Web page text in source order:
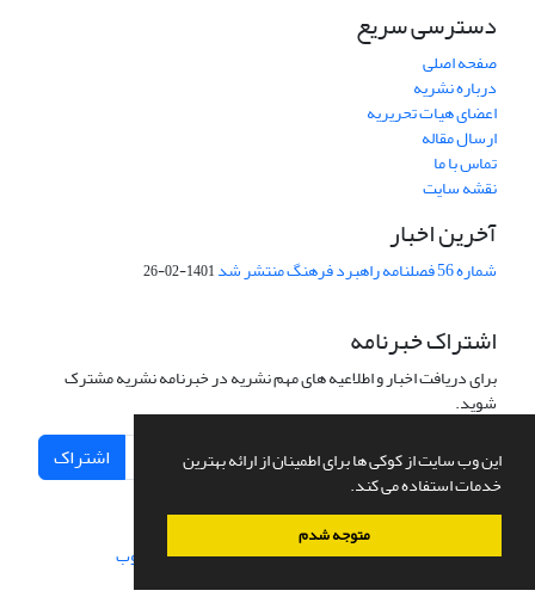
این وب سایت از کوکی ها برای اطمینان از ارائه بهترین
خدمات استفاده می کند.
متوجه شدم
دسترسی سریع
صفحه اصلی
درباره نشریه
اعضای هیات تحریریه
ارسال مقاله
تماس با ما
نقشه سایت
آخرین اخبار
شماره 56 فصلنامه راهبرد فرهنگ منتشر شد 1401-02-26
اشتراک خبرنامه
برای دریافت اخبار و اطلاعیه های مهم نشریه در خبرنامه نشریه مشترک
شوید.
اشتراک
سامانه مدیریت نشریات علمی.طراحی و پیاده سازی از سیناوب